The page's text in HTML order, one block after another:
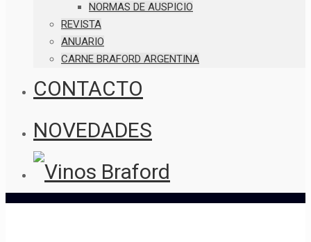
NORMAS DE AUSPICIO
REVISTA
ANUARIO
CARNE BRAFORD ARGENTINA
CONTACTO
NOVEDADES